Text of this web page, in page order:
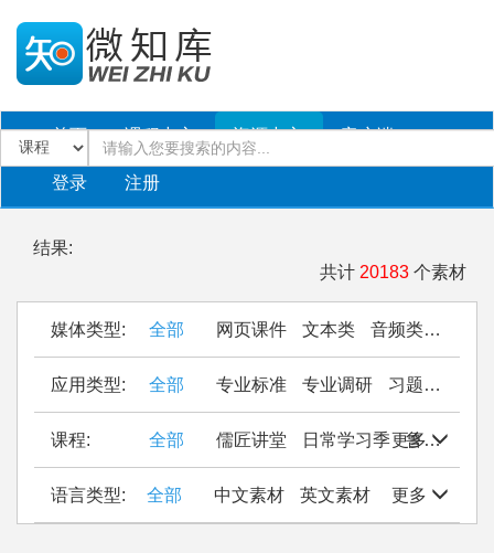
首页 课程中心 资源中心 客户端
登录 注册
结果:
共计 20183 个素材
媒体类型: 全部 网页课件 文本类 音频类
应用类型: 全部 专业标准 专业调研 习题作业
更多
课程: 全部 儒匠讲堂 日常学习季 鲁西南民间织锦
更多
语言类型: 全部 中文素材 英文素材